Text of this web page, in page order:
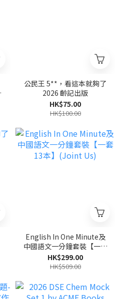
公民王 5**，看這本就夠了
2026 齡記出版
HK$75.00
HK$100.00
English In One Minute及
中國語文一分鐘套裝【一套
13本】(Joint Us)
HK$299.00
HK$509.00